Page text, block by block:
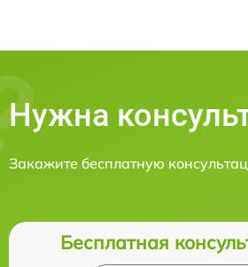
Нужна
Закажите бесплатную
Бесплатная